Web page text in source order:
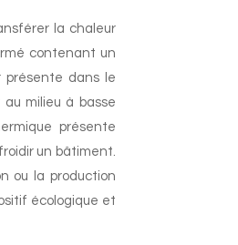
la chaleur
contenant un
présente dans le
milieu à basse
présente
un bâtiment.
ou la production
écologique et